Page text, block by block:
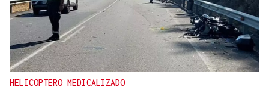
HELICOPTERO MEDICALIZADO